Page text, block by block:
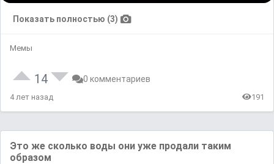
Показать полностью (3)
Мемы
14 0 комментариев
4 лет назад 191
Это же сколько воды они уже продали таким
образом